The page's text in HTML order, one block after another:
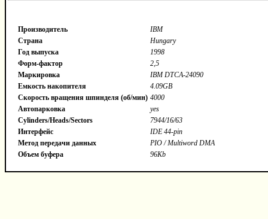
Производитель
IBM
Страна
Hungary
Год выпуска
1998
Форм-фактор
2,5
Маркировка
IBM DTCA-24090
Емкость накопителя
4.09GB
Скорость вращения шпинделя (об/мин) 4000
Автопарковка
yes
Cylinders/Heads/Sectors
7944/16/63
Интерфейс
IDE 44-pin
Метод передачи данных
PIO / Multiword DMA
Объем буфера
96Kb